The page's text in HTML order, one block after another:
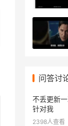
问答讨
不丢更新
针对我
2398人查看